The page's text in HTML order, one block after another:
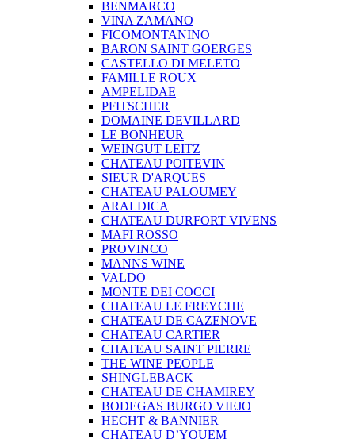
BENMARCO
VINA ZAMANO
FICOMONTANINO
BARON SAINT GOERGES
CASTELLO DI MELETO
FAMILLE ROUX
AMPELIDAE
PFITSCHER
DOMAINE DEVILLARD
LE BONHEUR
WEINGUT LEITZ
CHATEAU POITEVIN
SIEUR D'ARQUES
CHATEAU PALOUMEY
ARALDICA
CHATEAU DURFORT VIVENS
MAFI ROSSO
PROVINCO
MANNS WINE
VALDO
MONTE DEI COCCI
CHATEAU LE FREYCHE
CHATEAU DE CAZENOVE
CHATEAU CARTIER
CHATEAU SAINT PIERRE
THE WINE PEOPLE
SHINGLEBACK
CHATEAU DE CHAMIREY
BODEGAS BURGO VIEJO
HECHT & BANNIER
CHATEAU D’YQUEM